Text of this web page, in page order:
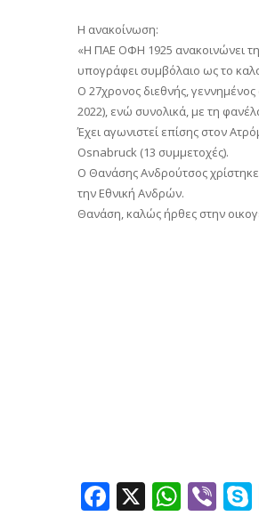
Η ανακοίνωση:
«Η ΠΑΕ ΟΦΗ 1925 ανακοινώνει
υπογράφει συμβόλαιο ως το
Ο 27χρονος διεθνής,
2022), ενώ συνολικά, με τη
Έχει αγωνιστεί επίσης στον
Osnabruck (13 συμμετοχές).
Ο Θανάσης Ανδρούτσος χρίστηκε
την Εθνική Ανδρών.
Θανάση, καλώς ήρθες στην
Facebook
X